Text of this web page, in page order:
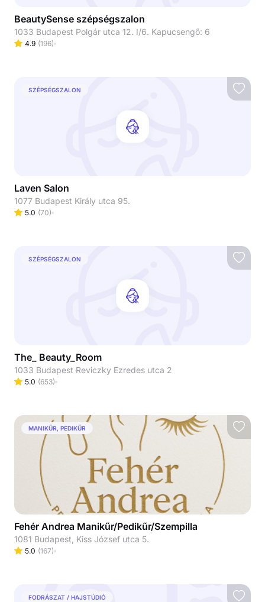
BeautySense szépségszalon
1033 Budapest Polgár utca 12. I/6. Kapucsengő: 6
4.9 (196)
SZÉPSÉGSZALON
Laven Salon
1077 Budapest Király utca 95.
5.0 (70)
SZÉPSÉGSZALON
The_ Beauty_Room
1033 Budapest Reviczky Ezredes utca 2
5.0 (653)
MANIKŰR, PEDIKŰR
Fehér Andrea Manikűr/Pedikűr/Szempilla
1081 Budapest, Kiss József utca 5.
5.0 (167)
FODRÁSZAT / HAJSTÚDIÓ